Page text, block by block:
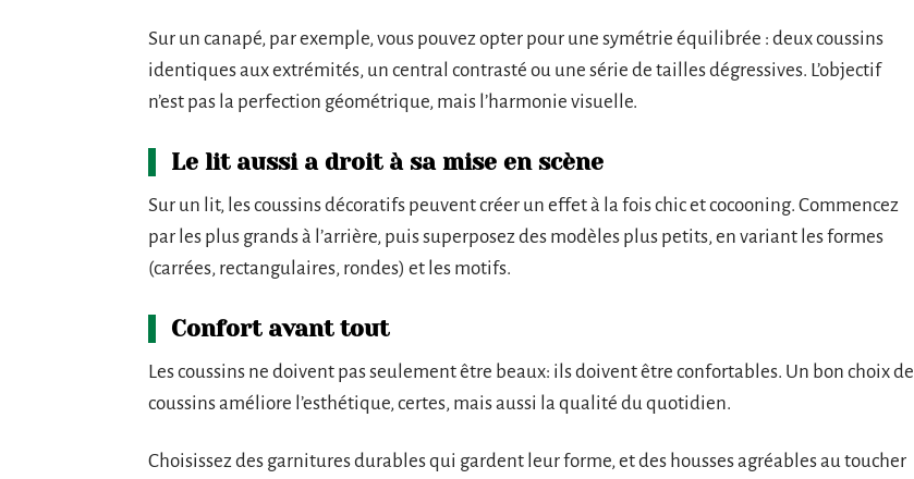
Sur un canapé, par exemple, vous pouvez opter pour une symétrie équilibrée : deux coussins
identiques aux extrémités, un central contrasté ou une série de tailles dégressives. L’objectif
n’est pas la perfection géométrique, mais l’harmonie visuelle.
Le lit aussi a droit à sa mise en scène
Sur un lit, les coussins décoratifs peuvent créer un effet à la fois chic et cocooning. Commencez
par les plus grands à l’arrière, puis superposez des modèles plus petits, en variant les formes
(carrées, rectangulaires, rondes) et les motifs.
Confort avant tout
Les coussins ne doivent pas seulement être beaux: ils doivent être confortables. Un bon choix de
coussins améliore l’esthétique, certes, mais aussi la qualité du quotidien.
Choisissez des garnitures durables qui gardent leur forme, et des housses agréables au toucher